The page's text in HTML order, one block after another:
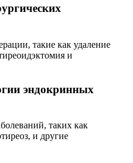
такие как удаление
и
эндокринных
таких как
и другие